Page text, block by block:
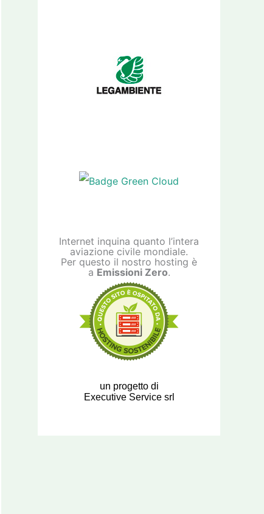
Internet inquina quanto l’intera
aviazione civile mondiale.
Per questo il nostro hosting è
a Emissioni Zero.
un progetto di
Executive Service srl